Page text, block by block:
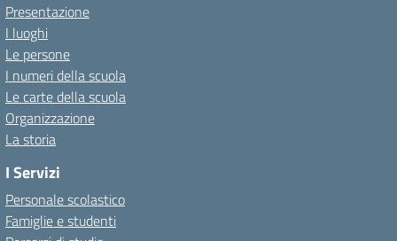
Presentazione
I luoghi
Le persone
I numeri della scuola
Le carte della scuola
Organizzazione
La storia
I Servizi
Personale scolastico
Famiglie e studenti